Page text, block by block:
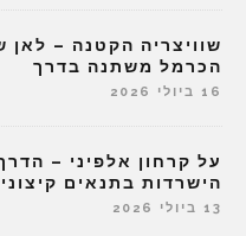
שוויצריה הקטנה –
הכרמל משתנה בדרך
16 ביולי 2026
על קרחון אלפיני –
הישרדות בתנאים
13 ביולי 2026